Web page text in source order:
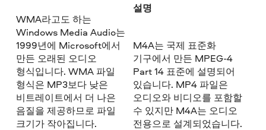
WMA라고도 하는
Windows Media Audio는
1999년에 Microsoft에서
만든 오래된 오디오
형식입니다. WMA 파일
형식은 MP3보다 낮은
비트레이트에서 더 나은
음질을 제공하므로 파일
크기가 작아집니다.
설명
M4A는 국제 표준화
기구에서 만든 MPEG-4
Part 14 표준에 설명되어
있습니다. MP4 파일은
오디오와 비디오를 포함할
수 있지만 M4A는 오디오
전용으로 설계되었습니다.